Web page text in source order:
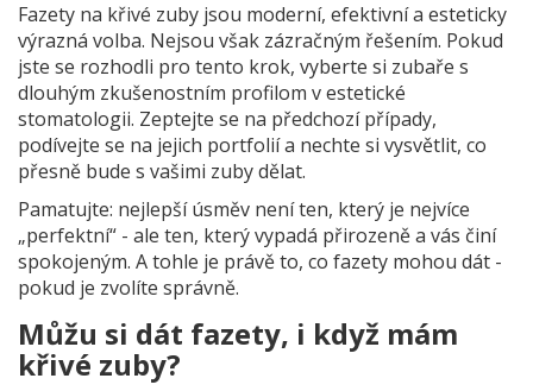
Fazety na křivé zuby jsou moderní, efektivní a esteticky
výrazná volba. Nejsou však zázračným řešením. Pokud
jste se rozhodli pro tento krok, vyberte si zubaře s
dlouhým zkušenostním profilom v estetické
stomatologii. Zeptejte se na předchozí případy,
podívejte se na jejich portfolií a nechte si vysvětlit, co
přesně bude s vašimi zuby dělat.
Pamatujte: nejlepší úsměv není ten, který je nejvíce
„perfektní“ - ale ten, který vypadá přirozeně a vás činí
spokojeným. A tohle je právě to, co fazety mohou dát -
pokud je zvolíte správně.
Můžu si dát fazety, i když mám
křivé zuby?